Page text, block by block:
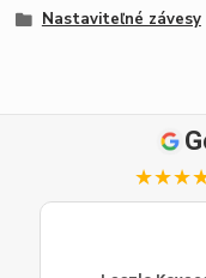
Nastaviteľné závesy
★★★